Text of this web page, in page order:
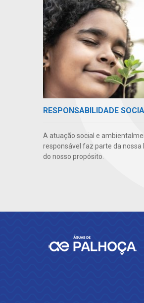
RESPONSABILIDADE
A atuação social e
responsável faz parte da nossa
do nosso propósito.